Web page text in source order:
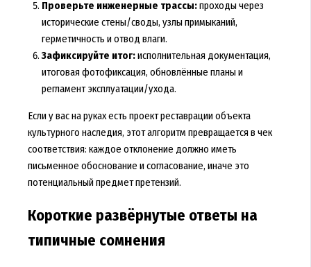
Проверьте инженерные трассы:проходы через
исторические стены/своды, узлы примыканий,
герметичность и отвод влаги.
Зафиксируйте итог:исполнительная документация,
итоговая фотофиксация, обновлённые планы и
регламент эксплуатации/ухода.
Если у вас на руках есть проект реставрации объекта
культурного наследия, этот алгоритм превращается в чек
соответствия: каждое отклонение должно иметь
письменное обоснование и согласование, иначе это
потенциальный предмет претензий.
Короткие развёрнутые ответы на
типичные сомнения